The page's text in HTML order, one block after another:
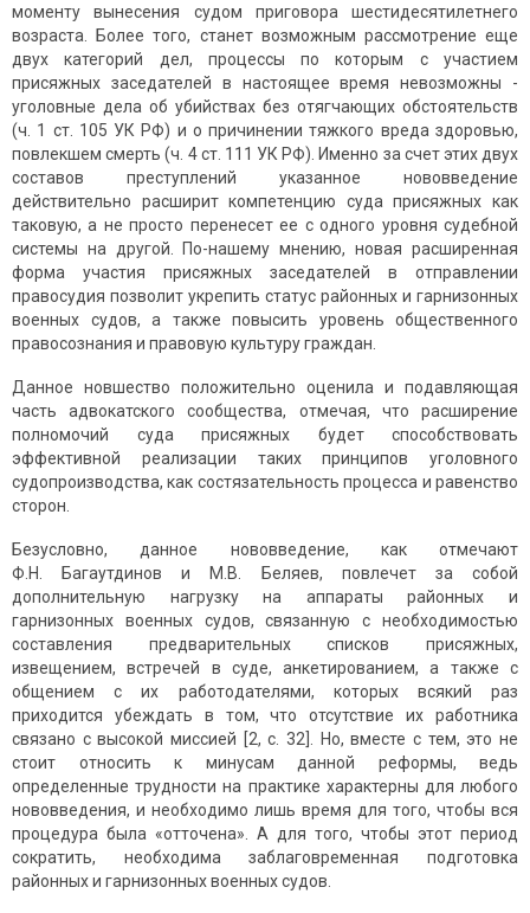
моменту вынесения судом приговора шестидесятилетнего
возраста. Более того, станет возможным рассмотрение еще
двух категорий дел, процессы по которым с участием
присяжных заседателей в настоящее время невозможны -
уголовные дела об убийствах без отягчающих обстоятельств
(ч. 1 ст. 105 УК РФ) и о причинении тяжкого вреда здоровью,
повлекшем смерть (ч. 4 ст. 111 УК РФ). Именно за счет этих двух
составов преступлений указанное нововведение
действительно расширит компетенцию суда присяжных как
таковую, а не просто перенесет ее с одного уровня судебной
системы на другой. По-нашему мнению, новая расширенная
форма участия присяжных заседателей в отправлении
правосудия позволит укрепить статус районных и гарнизонных
военных судов, а также повысить уровень общественного
правосознания и правовую культуру граждан.
Данное новшество положительно оценила и подавляющая
часть адвокатского сообщества, отмечая, что расширение
полномочий суда присяжных будет способствовать
эффективной реализации таких принципов уголовного
судопроизводства, как состязательность процесса и равенство
сторон.
Безусловно, данное нововведение, как отмечают
Ф.Н. Багаутдинов и М.В. Беляев, повлечет за собой
дополнительную нагрузку на аппараты районных и
гарнизонных военных судов, связанную с необходимостью
составления предварительных списков присяжных,
извещением, встречей в суде, анкетированием, а также с
общением с их работодателями, которых всякий раз
приходится убеждать в том, что отсутствие их работника
связано с высокой миссией [2, с. 32]. Но, вместе с тем, это не
стоит относить к минусам данной реформы, ведь
определенные трудности на практике характерны для любого
нововведения, и необходимо лишь время для того, чтобы вся
процедура была «отточена». А для того, чтобы этот период
сократить, необходима заблаговременная подготовка
районных и гарнизонных военных судов.